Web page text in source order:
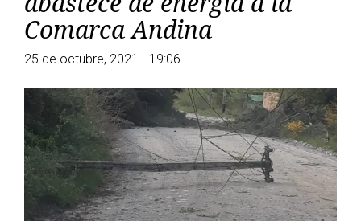
Comarca Andina
25 de octubre, 2021 - 19:06